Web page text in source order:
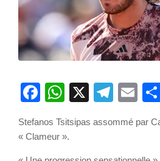
Facebook
WhatsApp
X
Stefanos Tsitsipas assommé par
« Clameur ».